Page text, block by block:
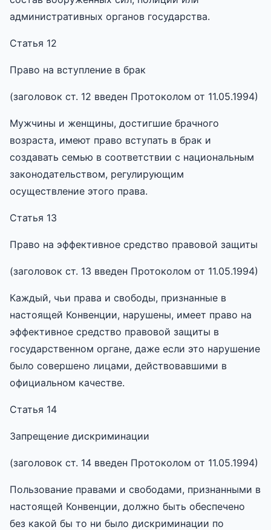
административных органов государства.
Статья 12
Право на вступление в брак
(заголовок ст. 12 введен Протоколом от 11.05.1994)
Мужчины и женщины, достигшие брачного
возраста, имеют право вступать в брак и
создавать семью в соответствии с национальным
законодательством, регулирующим
осуществление этого права.
Статья 13
Право на эффективное средство правовой защиты
(заголовок ст. 13 введен Протоколом от 11.05.1994)
Каждый, чьи права и свободы, признанные в
настоящей Конвенции, нарушены, имеет право на
эффективное средство правовой защиты в
государственном органе, даже если это нарушение
было совершено лицами, действовавшими в
официальном качестве.
Статья 14
Запрещение дискриминации
(заголовок ст. 14 введен Протоколом от 11.05.1994)
Пользование правами и свободами, признанными в
настоящей Конвенции, должно быть обеспечено
без какой бы то ни было дискриминации по